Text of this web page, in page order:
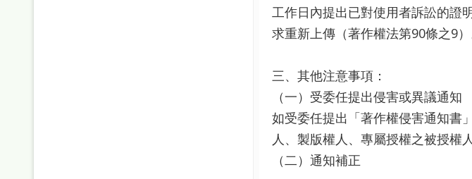
工作日內提出已對使用者訴訟的證
求重新上傳（著作權法第90條之9）
三、其他注意事項：
（一）受委任提出侵害或異議通知
如受委任提出「著作權侵害通知書
人、製版權人、專屬授權之被授權
（二）通知補正